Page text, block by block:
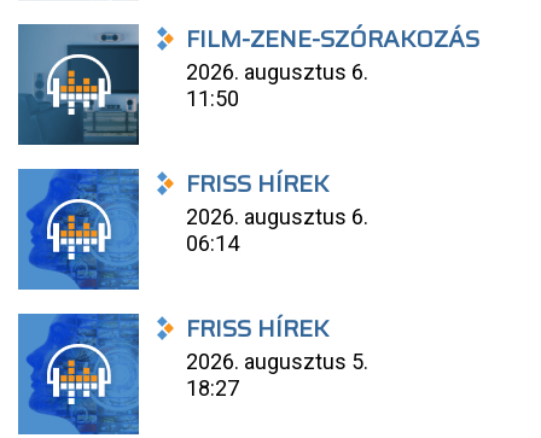
FILM-ZENE-SZÓRAKOZÁS
2026. augusztus 6.
11:50
FRISS HÍREK
2026. augusztus 6.
06:14
FRISS HÍREK
2026. augusztus 5.
18:27